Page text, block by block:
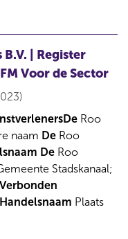
B.V. | Register
Voor de Sector
Roo
naam De Roo
De Roo
Stadskanaal;
Verbonden
Handelsnaam Plaats